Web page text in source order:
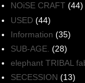
NOiSE CRAFT (44)
USED (44)
Information (35)
SUB-AGE. (28)
elephant TRIBAL
SECESSION (13)